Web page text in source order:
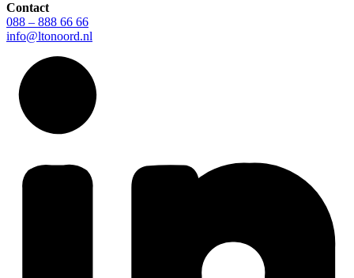
Contact
088 – 888 66 66
info@ltonoord.nl